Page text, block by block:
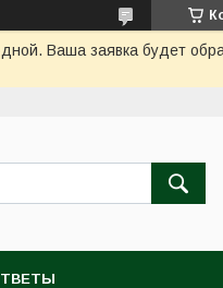
Ваша заявка будет